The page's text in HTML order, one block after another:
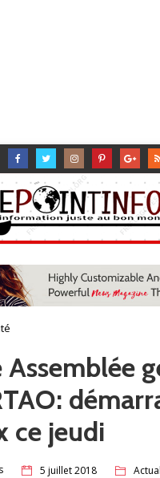
Assemblée
ce jeudi
5 juillet 2018